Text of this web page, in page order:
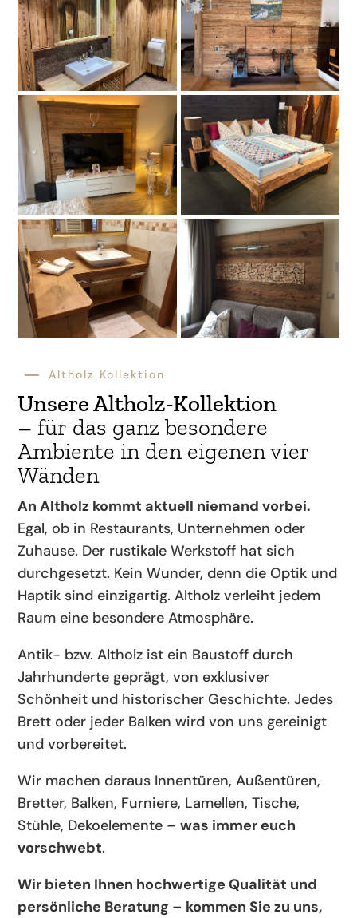
K Altholz Kollektion
Unsere Altholz-Kollektion
– für das ganz besondere
Ambiente in den eigenen vier
Wänden
An Altholz kommt aktuell niemand vorbei.
Egal, ob in Restaurants, Unternehmen oder
Zuhause. Der rustikale Werkstoff hat sich
durchgesetzt. Kein Wunder, denn die Optik und
Haptik sind einzigartig. Altholz verleiht jedem
Raum eine besondere Atmosphäre.
Antik- bzw. Altholz ist ein Baustoff durch
Jahrhunderte geprägt, von exklusiver
Schönheit und historischer Geschichte. Jedes
Brett oder jeder Balken wird von uns gereinigt
und vorbereitet.
Wir machen daraus Innentüren, Außentüren,
Bretter, Balken, Furniere, Lamellen, Tische,
Stühle, Dekoelemente –was immer euch
vorschwebt.
Wir bieten Ihnen hochwertige Qualität und
persönliche Beratung – kommen Sie zu uns,